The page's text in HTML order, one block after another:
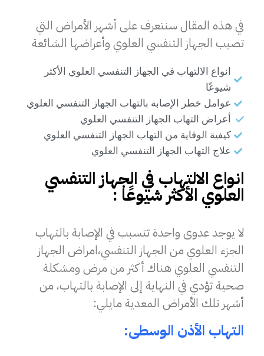
في هذه المقال سنتعرف على أشهر الأمراض التي
تصيب الجهاز التنفسي العلوي وأعراضها الشائعة
انواع الالتهاب في الجهاز التنفسي العلوي الأكثر
شيوعًا
عوامل خطر الإصابة بالتهاب الجهاز التنفسي العلوي
أعراض التهاب الجهاز التنفسي العلوي
كيفية الوقاية من التهاب الجهاز التنفسي العلوي
علاج التهاب الجهاز التنفسي العلوي
انواع الالتهاب في الجهاز التنفسي
العلوي الأكثر شيوعًا :
لا يوجد عدوى واحدة تتسبب في الإصابة بالتهاب
الجزء العلوي من الجهاز التنفسي،امراض الجهاز
التنفسي العلوي هناك أكثر من مرض ومشكلة
صحية تؤدي في النهاية إلى الإصابة بالتهاب، من
أشهر تلك الأمراض المعدية مايلي:
التهاب الأذن الوسطى: